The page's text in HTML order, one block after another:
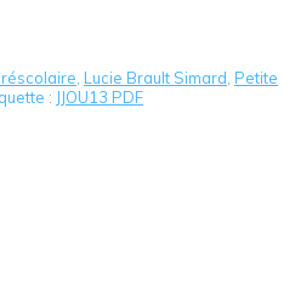
Lucie Brault Simard Petite
: JJOU13 PDF